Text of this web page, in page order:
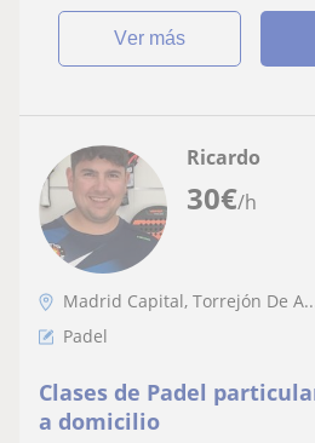
ver más
30€/h
Ricardo
Madrid Capital, Torrejón De
Padel
Clases de Padel
a domicilio